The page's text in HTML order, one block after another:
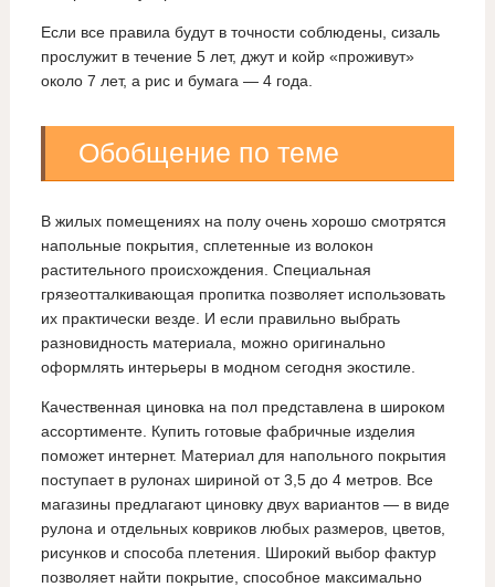
Если все правила будут в точности соблюдены, сизаль
прослужит в течение 5 лет, джут и койр «проживут»
около 7 лет, а рис и бумага — 4 года.
Обобщение по теме
В жилых помещениях на полу очень хорошо смотрятся
напольные покрытия, сплетенные из волокон
растительного происхождения. Специальная
грязеотталкивающая пропитка позволяет использовать
их практически везде. И если правильно выбрать
разновидность материала, можно оригинально
оформлять интерьеры в модном сегодня экостиле.
Качественная циновка на пол представлена в широком
ассортименте. Купить готовые фабричные изделия
поможет интернет. Материал для напольного покрытия
поступает в рулонах шириной от 3,5 до 4 метров. Все
магазины предлагают циновку двух вариантов — в виде
рулона и отдельных ковриков любых размеров, цветов,
рисунков и способа плетения. Широкий выбор фактур
позволяет найти покрытие, способное максимально